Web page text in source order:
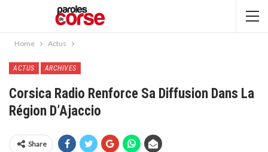
Home Actus
ACTUS ARCHIVES
Corsica Radio Renforce Sa Diffusion Dans La
Région D’Ajaccio
Share